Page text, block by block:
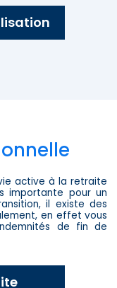
active à la retraite
importante pour un
il existe des
en effet vous
de fin de